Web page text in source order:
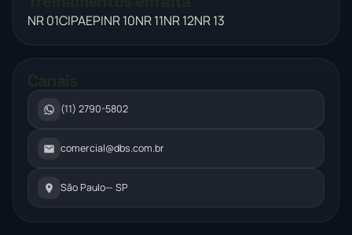
NR 01CIPAEPINR 10NR 11NR 12NR 13
(11) 2790-5802
comercial@dbs.com.br
São Paulo— SP